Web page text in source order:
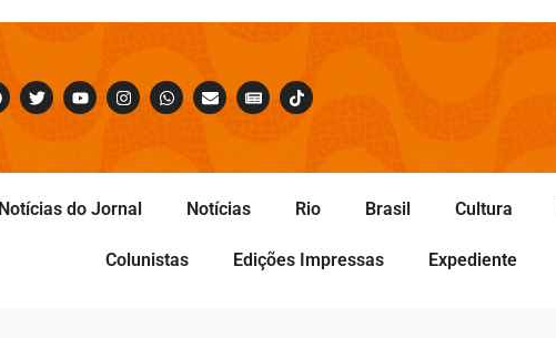
Notícias do Jornal Notícias Rio Brasil Cultura
Colunistas Edições Impressas Expediente